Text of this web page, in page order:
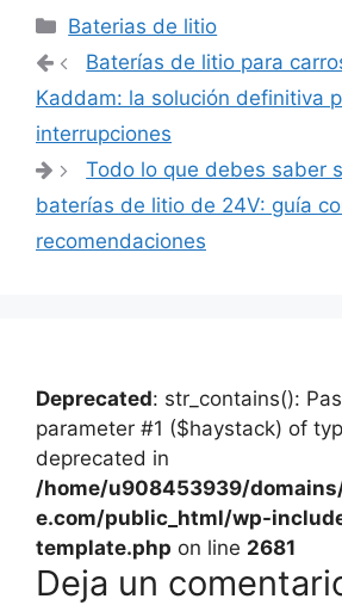
Categorías
Baterias de litio
Navegación
de
Baterías de litio para
Kaddam: la solución definitiva
interrupciones
Todo lo que debes saber
baterías de litio de 24V: guía
recomendaciones
Deprecated: str_contains():
parameter #1 ($haystack) of
deprecated in
/home/u908453939/
e.com/public_html/wp-
template.php on line 2681
Deja un